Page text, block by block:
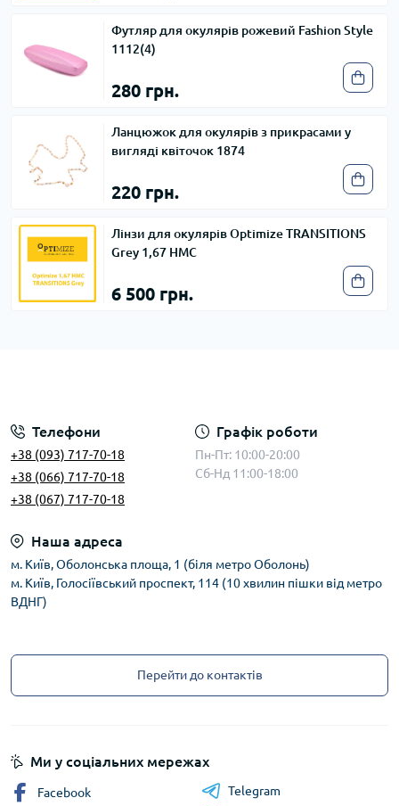
Футляр для окулярів рожевий Fashion Style
1112(4)
280 грн.
Ланцюжок для окулярів з прикрасами у
вигляді квіточок 1874
220 грн.
Лінзи для окулярів Optimize TRANSITIONS
Grey 1,67 HMC
6 500 грн.
Телефони
+38 (093) 717-70-18
+38 (066) 717-70-18
+38 (067) 717-70-18
Графік роботи
Пн-Пт: 10:00-20:00
Сб-Нд 11:00-18:00
Наша адреса
м. Київ, Оболонська площа, 1 (біля метро Оболонь)
м. Київ, Голосіївський проспект, 114 (10 хвилин пішки від метро
ВДНГ)
Перейти до контактів
Ми у соціальних мережах
Facebook
Telegram